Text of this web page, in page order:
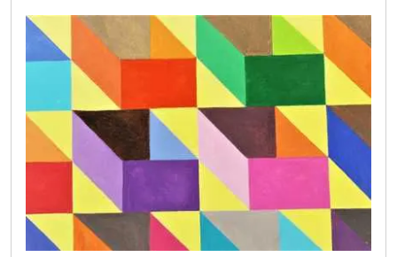
Carlo
Fontana
Vanessa
Fontanel
Elisabetta